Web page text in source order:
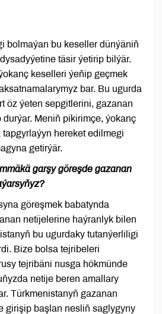
bolmaýan bu keseller dünýäniň
täsir ýetirip bilýär.
keselleri ýeňip geçmek
bar. Bu ugurda
öz ýeten sepgitlerini, gazanan
Meniň pikirimçe, ýokanç
hereket edilmegi
getirýär.
garşy göreşde gazanan
göreşmek babatynda
netijelerine haýranlyk bilen
bu ugurdaky tutanýerliligi
Bize bolsa tejribeleri
tejribäni nusga hökmünde
netije beren amallary
Türkmenistanyň gazanan
girişip başlan nesliň saglygyny